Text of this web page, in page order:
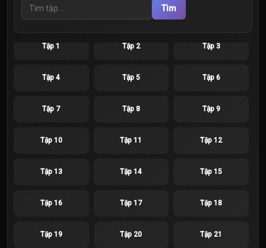
Tìm
Tập 1 Tập 2 Tập 3
Tập 4 Tập 5 Tập 6
Tập 7 Tập 8 Tập 9
Tập 10 Tập 11 Tập 12
Tập 13 Tập 14 Tập 15
Tập 16 Tập 17 Tập 18
Tập 19 Tập 20 Tập 21